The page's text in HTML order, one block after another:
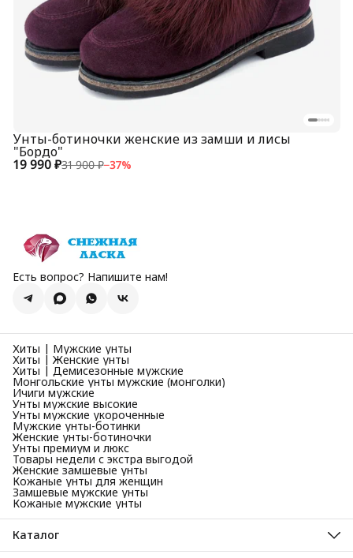
19 990 ₽31 900 ₽−37%
Унты-ботиночки женские из замши и лисы
"Бордо"
Есть вопрос? Напишите нам!
Хиты | Мужские унты
Хиты | Женские унты
Хиты | Демисезонные мужские
Монгольские унты мужские (монголки)
Ичиги мужские
Унты мужские высокие
Унты мужские укороченные
Мужские унты-ботинки
Женские унты-ботиночки
Унты премиум и люкс
Товары недели с экстра выгодой
Женские замшевые унты
Кожаные унты для женщин
Замшевые мужские унты
Кожаные мужские унты
Каталог